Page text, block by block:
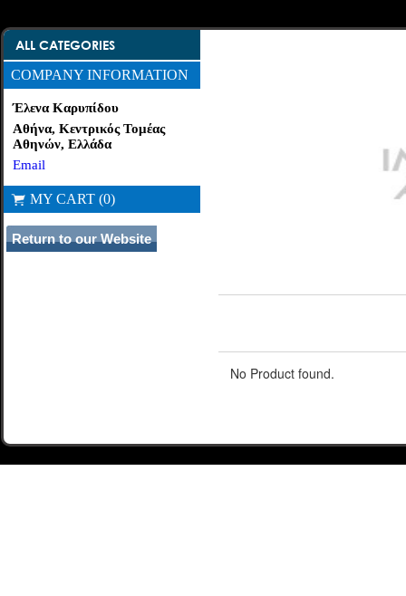
ALL CATEGORIES
COMPANY INFORMATION
Έλενα Καρυπίδου
Αθήνα, Κεντρικός Τομέας
Αθηνών, Ελλάδα
Email
MY CART (0)
No Product found.